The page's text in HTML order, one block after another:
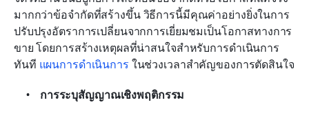
มากกว่าข้อจำกัดที่สร้างขึ้น วิธีการนี้มีคุณค่าอย่างยิ่งในการ
ปรับปรุงอัตราการเปลี่ยนจากการเยี่ยมชมเป็นโอกาสทางการ
ขาย โดยการสร้างเหตุผลที่น่าสนใจสำหรับการดำเนินการ
ทันที แผนการดำเนินการ ในช่วงเวลาสำคัญของการตัดสินใจ
การระบุสัญญาณเชิงพฤติกรรม